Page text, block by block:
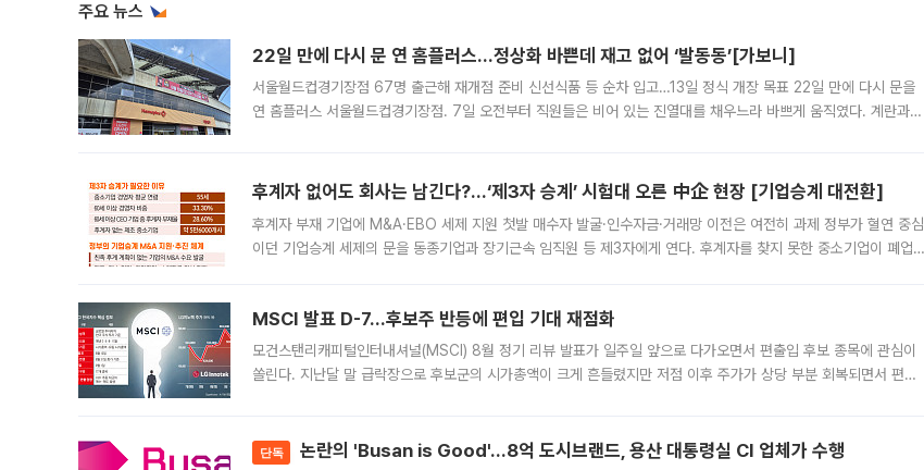
주요 뉴스
22일 만에 다시 문 연 홈플러스…정상화 바쁜데 재고 없어 ‘발동동’[가보니]
서울월드컵경기장점 67명 출근해 재개점 준비 신선식품 등 순차 입고…13일 정식 개장 목표 22일 만에 다시 문을
연 홈플러스 서울월드컵경기장점. 7일 오전부터 직원들은 비어 있는 진열대를 채우느라 바쁘게 움직였다. 계란과
후계자 없어도 회사는 남긴다?…‘제3자 승계’ 시험대 오른 中企 현장 [기업승계 대전환]
후계자 부재 기업에 M&A·EBO 세제 지원 첫발 매수자 발굴·인수자금·거래망 이전은 여전히 과제 정부가 혈연 중심
이던 기업승계 세제의 문을 동종기업과 장기근속 임직원 등 제3자에게 연다. 후계자를 찾지 못한 중소기업이 폐업
MSCI 발표 D-7…후보주 반등에 편입 기대 재점화
모건스탠리캐피털인터내셔널(MSCI) 8월 정기 리뷰 발표가 일주일 앞으로 다가오면서 편출입 후보 종목에 관심이
쏠린다. 지난달 말 급락장으로 후보군의 시가총액이 크게 흔들렸지만 저점 이후 주가가 상당 부분 회복되면서 편입
단독 논란의 'Busan is Good'…8억 도시브랜드, 용산 대통령실 CI 업체가 수행